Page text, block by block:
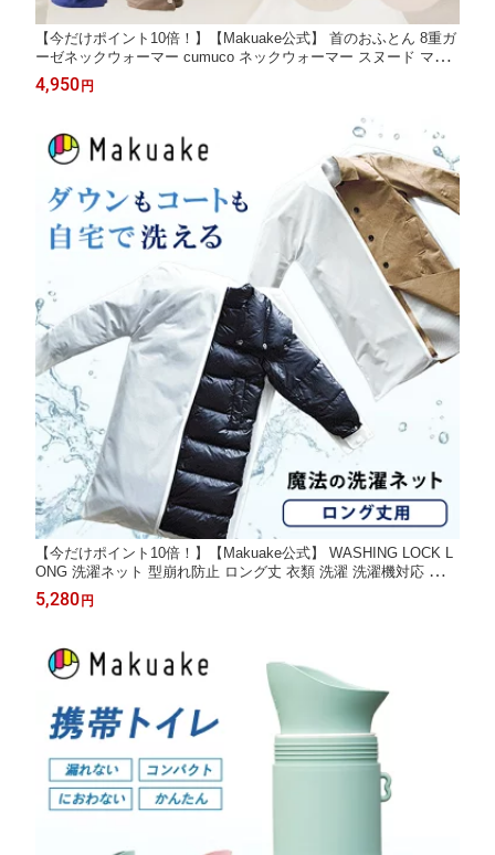
【今だけポイント10倍！】【Makuake公式】 首のおふとん 8重ガ
ーゼネックウォーマー cumuco ネックウォーマー スヌード マフ
ラー ストール 綿100% コットン ボタン付き ガーゼ素材 通気性
保温性 蒸れにくい 丸洗い可能 レディース メンズ 日本製 Makuak
4,950 円
【今だけポイント10倍！】【Makuake公式】 WASHING LOCK L
ONG 洗濯ネット 型崩れ防止 ロング丈 衣類 洗濯 洗濯機対応 便利
グッズ おしゃれ着 ロングコート ロングダウン トレンチコート ワ
ンピース クリーニング ウォッシングロック 毛玉対策 二重構造 M
5,280 円